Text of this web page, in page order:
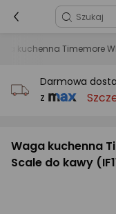
kuchenna Timemore
Darmowa
z
Waga kuchenna
Scale do kawy